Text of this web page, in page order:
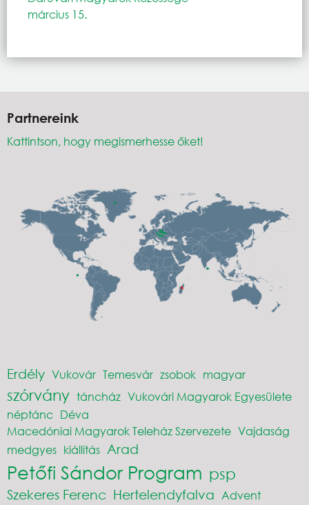
március 15.
Partnereink
Kattintson, hogy megismerhesse őket!
Erdély Vukovár Temesvár zsobok magyar
szórvány táncház Vukovári Magyarok Egyesülete
néptánc Déva
Macedóniai Magyarok Teleház Szervezete Vajdaság
medgyes kiállítás Arad
Petőfi Sándor Program psp
Szekeres Ferenc Hertelendyfalva Advent